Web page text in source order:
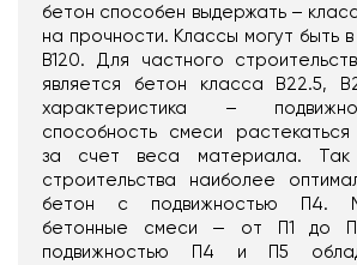
бетон способен выдержать –
на прочности. Классы могут быть
В120. Для частного
является бетон класса В22.5,
характеристика –
способность смеси растекаться
за счет веса материала. Так
строительства наиболее
бетон с подвижностью П4.
бетонные смеси — от П1 до
подвижностью П4 и П5